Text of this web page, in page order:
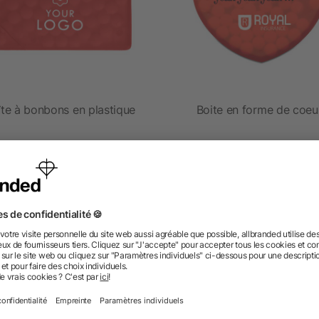
à bonbons en plastique
dès 0,28 €
Boite en forme de
des questions ? Nous avons les